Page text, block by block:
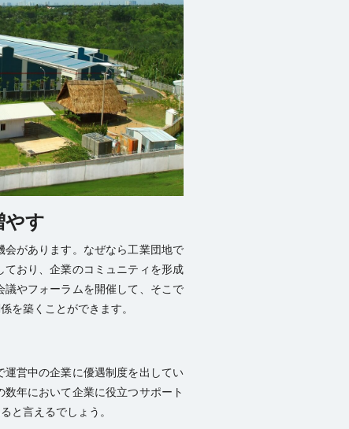
やす
があります。なぜなら工業団地で
おり、企業のコミュニティを形成
やフォーラムを開催して、そこで
を築くことができます。
営中の企業に優遇制度を出してい
年において企業に役立つサポート
と言えるでしょう。